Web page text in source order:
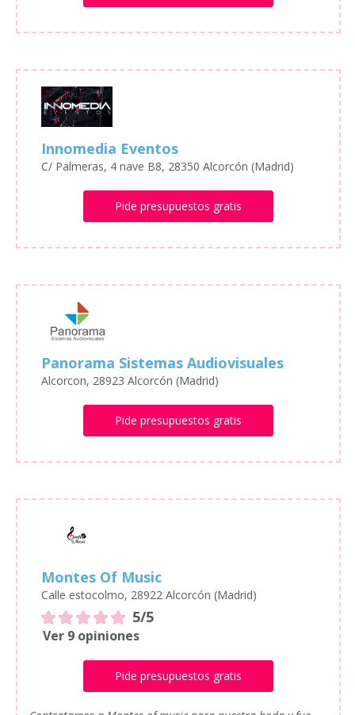
Innomedia Eventos
C/ Palmeras, 4 nave B8, 28350 Alcorcón (Madrid)
Pide presupuestos gratis
Panorama Sistemas Audiovisuales
Alcorcon, 28923 Alcorcón (Madrid)
Pide presupuestos gratis
Montes Of Music
Calle estocolmo, 28922 Alcorcón (Madrid)
5/5
Ver 9 opiniones
Pide presupuestos gratis